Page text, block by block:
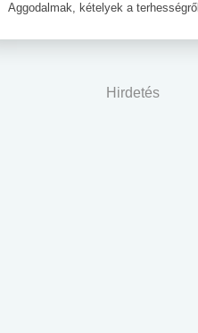
Aggodalmak, kételyek a terhességről
Hirdetés